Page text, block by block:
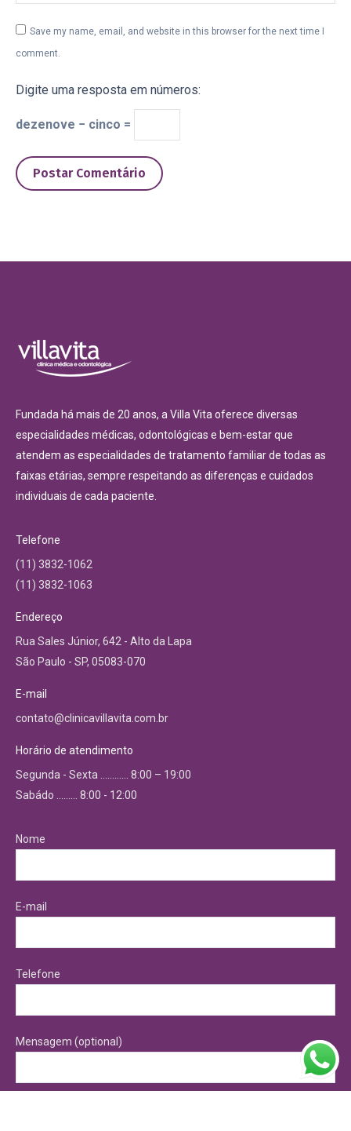
Save my name, email, and website in this browser for the next time I
comment.
Digite uma resposta em números:
dezenove − cinco =
Postar Comentário
Fundada há mais de 20 anos, a Villa Vita oferece diversas
especialidades médicas, odontológicas e bem-estar que
atendem as especialidades de tratamento familiar de todas as
faixas etárias, sempre respeitando as diferenças e cuidados
individuais de cada paciente.
Telefone
(11) 3832-1062
(11) 3832-1063
Endereço
Rua Sales Júnior, 642 - Alto da Lapa
São Paulo - SP, 05083-070
E-mail
contato@clinicavillavita.com.br
Horário de atendimento
Segunda - Sexta ………… 8:00 – 19:00
Sabádo ……… 8:00 - 12:00
Nome
E-mail
Telefone
Mensagem (optional)